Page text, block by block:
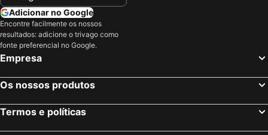
Adicionar no Google
Encontre facilmente os nossos
resultados: adicione o trivago como
fonte preferencial no Google.
Empresa
Os nossos produtos
Termos e políticas